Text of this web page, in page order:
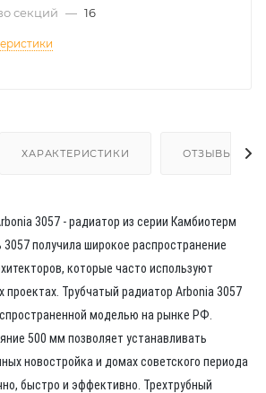
секций — 16
ХАРАКТЕРИСТИКИ ОТЗЫВЫ
3057 - радиатор из серии Камбиотерм
получила широкое распространение
которые часто используют
проектах. Трубчатый радиатор Arbonia 3057
моделью на рынке РФ.
500 мм позволяет устанавливать
новостройка и домах советского периода
быстро и эффективно. Трехтрубный